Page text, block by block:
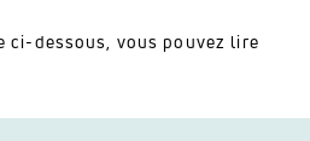
ci-dessous, vous pouvez lire